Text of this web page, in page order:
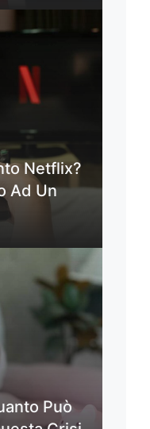
Netflix?
Ad Un
Può